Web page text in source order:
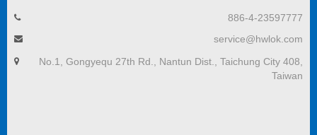
886-4-23597777
service@hwlok.com
No.1, Gongyequ 27th Rd., Nantun Dist., Taichung City 408,
Taiwan